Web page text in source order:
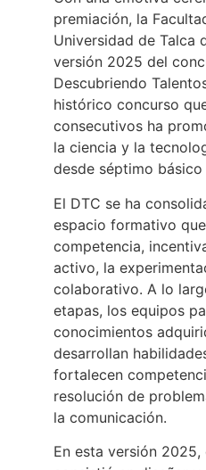
premiación, la
Universidad de Talca
versión 2025 del
Descubriendo
histórico concurso
consecutivos ha
la ciencia y la
desde séptimo
El DTC se ha
espacio formativo
competencia,
activo, la
colaborativo. A lo
etapas, los equipos
conocimientos
desarrollan
fortalecen
resolución de
la comunicación.
En esta versión